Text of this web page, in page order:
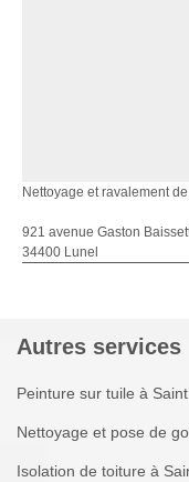
Nettoyage et ravalement
921 avenue Gaston
34400 Lunel
Autres services
Peinture sur tuile à
Nettoyage et pose de
Isolation de toiture à